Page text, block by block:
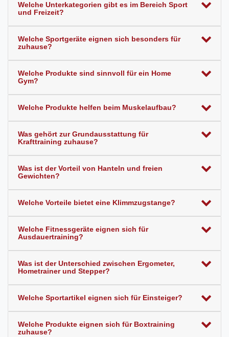
Welche Unterkategorien gibt es im Bereich Sport
und Freizeit?
Welche Sportgeräte eignen sich besonders für
zuhause?
Welche Produkte sind sinnvoll für ein Home
Gym?
Welche Produkte helfen beim Muskelaufbau?
Was gehört zur Grundausstattung für
Krafttraining zuhause?
Was ist der Vorteil von Hanteln und freien
Gewichten?
Welche Vorteile bietet eine Klimmzugstange?
Welche Fitnessgeräte eignen sich für
Ausdauertraining?
Was ist der Unterschied zwischen Ergometer,
Hometrainer und Stepper?
Welche Sportartikel eignen sich für Einsteiger?
Welche Produkte eignen sich für Boxtraining
zuhause?